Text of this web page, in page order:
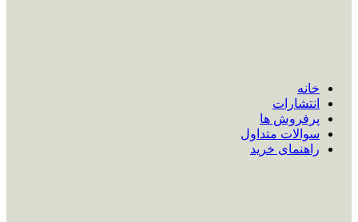
خانه
انتشارات
پرفروش ها
سوالات متداول
راهنمای خرید